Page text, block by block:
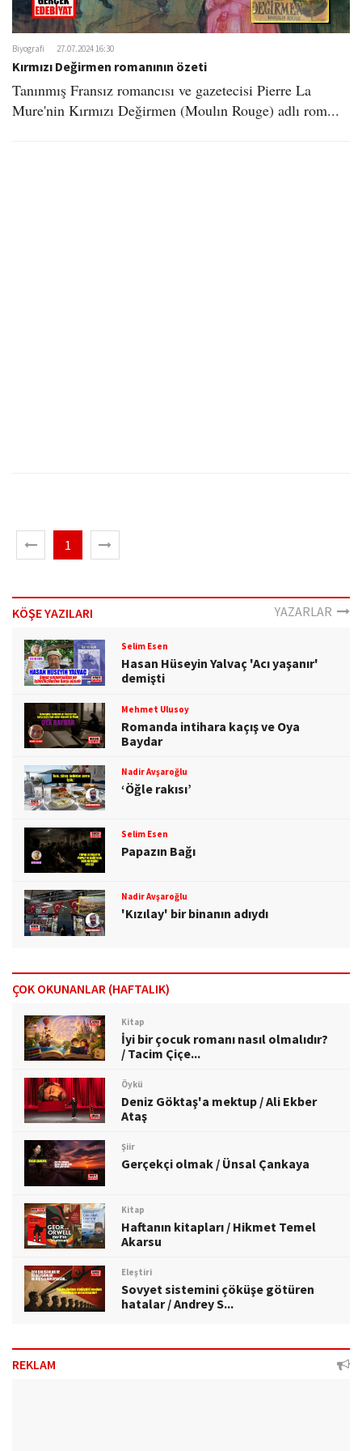
o
n
Biyografi 27.07.2024 16:30
Kırmızı Değirmen romanının özeti
Tanınmış Fransız romancısı ve gazetecisi Pierre La
Mure'nin Kırmızı Değirmen (Moulın Rouge) adlı rom...
1
KÖŞE YAZILARI YAZARLAR
Selim Esen
Hasan Hüseyin Yalvaç 'Acı yaşanır'
demişti
Mehmet Ulusoy
Romanda intihara kaçış ve Oya
Baydar
Nadir Avşaroğlu
‘Öğle rakısı’
Selim Esen
Papazın Bağı
Nadir Avşaroğlu
'Kızılay' bir binanın adıydı
ÇOK OKUNANLAR (HAFTALIK)
Kitap
İyi bir çocuk romanı nasıl olmalıdır?
/ Tacim Çiçe...
Öykü
Deniz Göktaş'a mektup / Ali Ekber
Ataş
Şiir
Gerçekçi olmak / Ünsal Çankaya
Kitap
Haftanın kitapları / Hikmet Temel
Akarsu
Eleştiri
Sovyet sistemini çöküşe götüren
hatalar / Andrey S...
REKLAM